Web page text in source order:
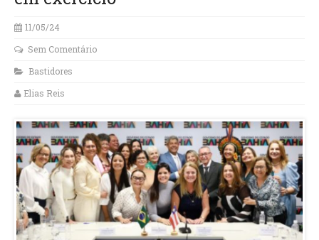
11/05/24
Sem Comentário
Bastidores
Elias Reis